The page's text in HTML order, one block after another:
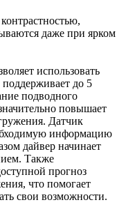
даже при ярком
использовать
до 5
подводного
повышает
Датчик
информацию
дайвер начинает
Также
прогноз
что помогает
свои возможности.